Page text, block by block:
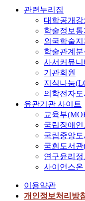
관련누리집
대학공개
학술정보
외국학술
학술관계
사서커뮤니
기관회원
지식나눔
의학전자
유관기관 사이트
교육부
국립장애
국립중앙
국회도서
연구윤리
사이언스온
이용약관
개인정보처리방